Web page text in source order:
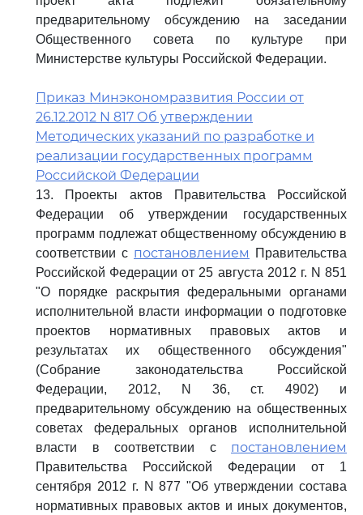
предварительному обсуждению на заседании
Общественного совета по культуре при
Министерстве культуры Российской Федерации.
Приказ Минэкономразвития России от
26.12.2012 N 817 Об утверждении
Методических указаний по разработке и
реализации государственных программ
Российской Федерации
13. Проекты актов Правительства Российской
Федерации об утверждении государственных
программ подлежат общественному обсуждению в
соответствии с постановлением
Правительства
Российской Федерации от 25 августа 2012 г. N 851
"О порядке раскрытия федеральными органами
исполнительной власти информации о подготовке
проектов нормативных правовых актов и
результатах их общественного обсуждения"
(Собрание законодательства Российской
Федерации, 2012, N 36, ст. 4902) и
предварительному обсуждению на общественных
советах федеральных органов исполнительной
власти в соответствии с постановлением
Правительства Российской Федерации от 1
сентября 2012 г. N 877 "Об утверждении состава
нормативных правовых актов и иных документов,